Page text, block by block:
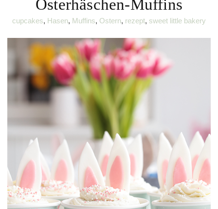
Osterhäschen-Muffins
cupcakes, Hasen, Muffins, Ostern, rezept, sweet little bakery